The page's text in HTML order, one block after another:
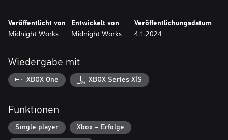
● Bewertungssystem: Vermeiden Sie Verkehr mit hoher
Geschwindigkeit, absolvieren Sie Rennen und entkommen Sie
Veröffentlicht von
Midnight Works
Entwickelt von
Midnight Works
Veröffentlichungsdatum
4.1.2024
Wiedergabe mit
XBOX One XBOX Series X|S
Funktionen
Single player Xbox – Erfolge